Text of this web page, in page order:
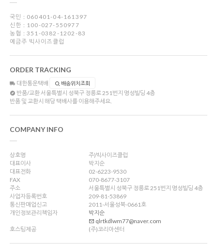
국민 : 060401-04-161397
신한 : 100-027-550977
농협 : 351-0382-1202-83
예금주 빅사이즈클럽
ORDER TRACKING
대한통운택배 배송위치조회
반품/교환서울특별시 성북구 정릉로 251번지 명성빌딩 4층
반품 및 교환시 해당 택배사를 이용해주세요.
COMPANY INFO
상호명
주)빅사이즈클럽
대표이사
박지순
대표전화
02-6223-9530
FAX
070-8677-3107
주소
서울특별시 성북구 정릉로 251번지 명성빌딩 4층
사업자등록번호
209-81-53869
통신판매업신고
2011-서울성북-0661호
개인정보관리책임자
박지순
qlrtkdlwm77@naver.com
호스팅제공
(주)코리아센터